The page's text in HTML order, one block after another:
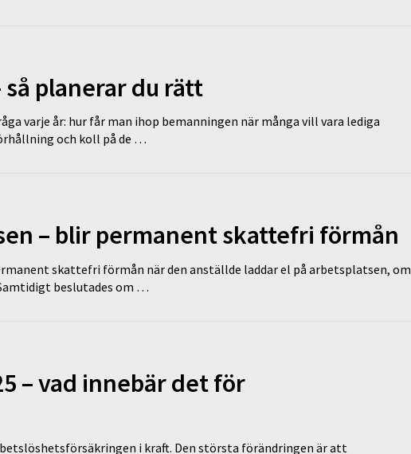
planerar du rätt
varje år: hur får man ihop bemanningen när många vill vara lediga
och koll på de …
– blir permanent skattefri förmån
skattefri förmån när den anställde laddar el på arbetsplatsen, om
beslutades om …
– vad innebär det för
i kraft. Den största förändringen är att